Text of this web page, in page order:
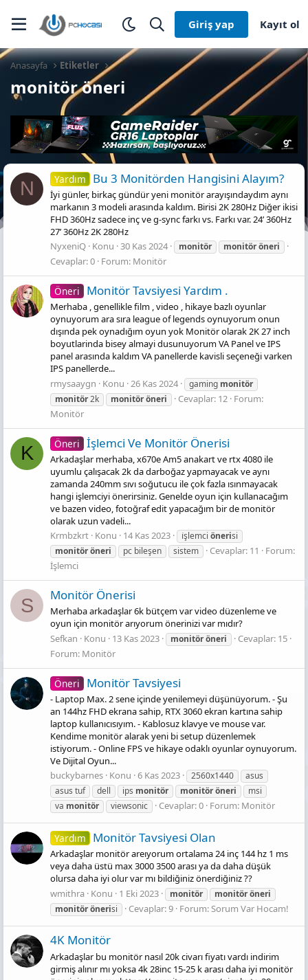
Giriş yap Kayıt ol
Anasayfa Etiketler
monitör öneri
N Yardım Bu 3 Monitörden Hangisini Alayım?
İyi günler, birkaç gündür yeni monitör arayışındaydım aynı
markanın 3 modeli arasında kaldım. Birisi 2K 280Hz Diğer ikisi
FHD 360Hz sadece inç ve g-sync farkı vs. Farkı var. 24’ 360Hz
27’ 360Hz 2K 280Hz
NyxeniQ Konu 30 Kas 2024 monitör monitöröneri
Cevaplar: 0 Forum: Monitör
Öneri Monitör Tavsiyesi Yardım .
Merhaba , genellikle film , video , hikaye bazlı oyunlar
oynuyorum ara sıra league of legends oynuyorum onun
dışında pek oynadığım oyun yok Monitör olarak 2K 27 inch
boyutlarinda bisey almayi dusunuyorum VA Panel ve IPS
panel arasında kaldım VA panellerde kavisli seçeneği varken
IPS panellerde...
rmysaaygn
Konu 26 Kas 2024 gaming monitör
monitör2k monitöröneri Cevaplar: 12 Forum:
Monitör
K Öneri İşlemci Ve Monitör Önerisi
Arkadaşlar merhaba, x670e Am5 anakart ve rtx 4080 ile
uyumlu çalışacak 2k da darboğaz yapmayacak ve aynı
zamanda 240mm sıvı soğutucu ile çok fazla ısınmayacak
hangi işlemciyi önerirsiniz. Genelde oyun için kullanacağım
ve bazen video, fotoğraf edit yapacağım bir de monitör
olarak uzun vadeli...
Krmbzkrt Konu 14 Kas 2023 i̇şlemci önerisi
monitöröneri pc bileşen sistem Cevaplar: 11
Forum:
İşlemci
S Monitör Önerisi
Merhaba arkadaşlar 6k bütçem var video düzenleme ve
oyun için monitör arıyorum önerinizi var mıdır?
Sefkan
Konu 13 Kas 2023 monitöröneri
Cevaplar: 15
Forum: Monitör
Öneri Monitör Tavsiyesi
- Laptop Max. 2 sene içinde yenilemeyi düşünüyorum. - Şu
an 144hz FHD ekrana sahip, RTX 3060 ekran kartına sahip
laptop kullanıcısıyım. - Kablosuz klavye ve mouse var.
Kendime monitör alarak yeni bi setup düzenlemek
istiyorum. - Online FPS ve hikaye odaklı oyunlar oynuyorum.
Ve Dijital Oyun...
buckybarnes Konu 6 Kas 2023 2560x1440
asus
asus tuf
dell ips monitör monitöröneri
msi
va monitör viewsonic Cevaplar: 0 Forum: Monitör
Yardım Monitör Tavsiyesi Olan
Arkadaşlar monitör areıyorum ortalama 24 inç 144 hz 1 ms
veya daha üstü max 3000 3500 arası ya da daha düşük
olursa daha iyi olur var mı bildiğiniz önerdiğiniz ??
wmithra Konu 1 Eki 2023 monitör monitöröneri
monitörönerisi Cevaplar: 9 Forum: Sorum Var Hocam!
4K Monitör
Arkadaşlar bu monitör nasıl 20k civarı fiyatı vardı indirim
girmiş alınır mı yoksa 4k 28inc 15-25 k arası daha iyi monitör